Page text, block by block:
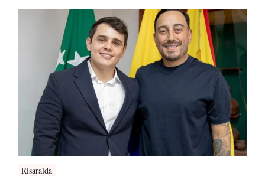
Risaralda